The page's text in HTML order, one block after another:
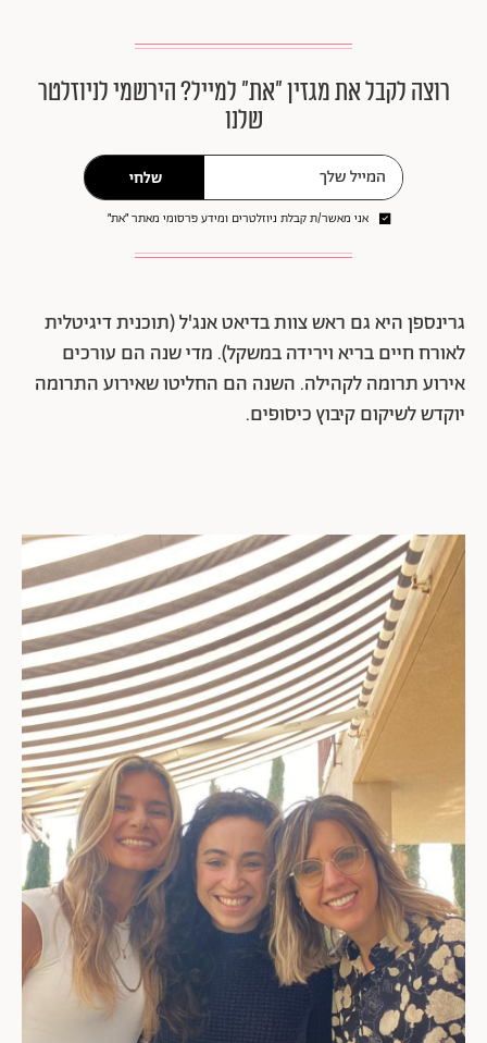
רוצה לקבל את מגזין ״את״ למייל? הירשמי לניוזלטר
שלנו
שלחי
אני מאשר/ת קבלת ניוזלטרים ומידע פרסומי מאתר ״את״
גרינספן היא גם ראש צוות בדיאט אנג'ל (תוכנית דיגיטלית
לאורח חיים בריא וירידה במשקל). מדי שנה הם עורכים
אירוע תרומה לקהילה. השנה הם החליטו שאירוע התרומה
יוקדש לשיקום קיבוץ כיסופים.